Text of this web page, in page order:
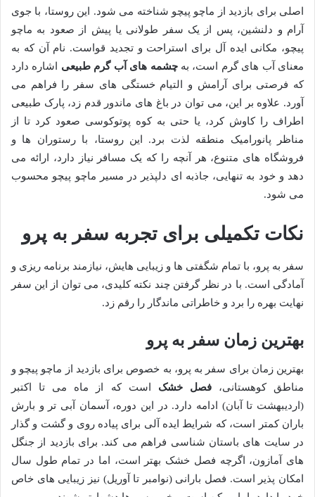
اصلی برای بازدید از ماچو پیچو شناخته می شود. این روستا، با جوی
آرام و دلنشین، پس از یک سفر طولانی یا پیش از صعود به ماچو
پیچو، مکانی ایده آل برای استراحت و تجدید قواست. نام آن که به
معنای آب های گرم است، بهچشمه های آب گرم طبیعی اشاره دارد
که فرصتی برای آرامش و التیام خستگی های سفر را فراهم می
آورد. علاوه بر این، می توان در باغ های ماندور قدم زد، پارک طبیعی
اطراف را کاوش کرد، یا حتی به کوه پوتوکوسی صعود کرد تا از
مناظر پانورامیک منطقه لذت برد. این روستا، با رستوران ها و
فروشگاه های متنوع، هر آنچه را که یک مسافر نیاز دارد، ارائه می
دهد و خود به تنهایی، جاذبه ای دلپذیر در مسیر ماچو پیچو محسوب
می شود.
نکات تکمیلی برای تجربه سفر به پرو
سفر به پرو، با تمام شگفتی ها و زیبایی هایش، نیازمند برنامه ریزی و
آمادگی است. با در نظر گرفتن چند نکته کلیدی، می توان از این سفر
نهایت بهره را برد و خاطراتی ماندگار را رقم زد.
بهترین زمان سفر به پرو
بهترین زمان برای سفر به پرو، به خصوص برای بازدید از ماچو پیچو و
مناطق کوهستانی،فصل خشک است که از ماه می تا اکتبر
(اردیبهشت تا آبان) ادامه دارد. در این دوره، آسمان آبی تر و بارش
باران کمتر است، که شرایط ایده آلی برای پیاده روی و گشت و گذار
در سایت های باستان شناسی فراهم می کند. برای بازدید از جنگل
های آمازون، اگرچه فصل خشک بهتر است، اما در تمام طول سال
امکان پذیر است. فصل بارانی (نوامبر تا آوریل) نیز زیبایی های خاص